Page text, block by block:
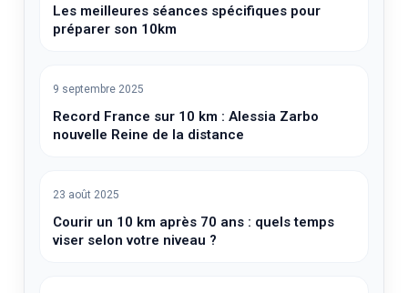
Les meilleures séances spécifiques pour
préparer son 10km
9 septembre 2025
Record France sur 10 km : Alessia Zarbo
nouvelle Reine de la distance
23 août 2025
Courir un 10 km après 70 ans : quels temps
viser selon votre niveau ?